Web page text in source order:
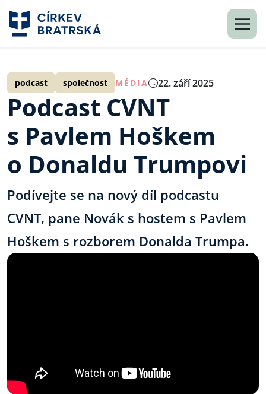
podcast společnost MÉDIA 22. září 2025
Podcast CVNT
s Pavlem Hoškem
o Donaldu Trumpovi
Podívejte se na nový díl podcastu
CVNT, pane Novák s hostem s Pavlem
Hoškem s rozborem Donalda Trumpa.